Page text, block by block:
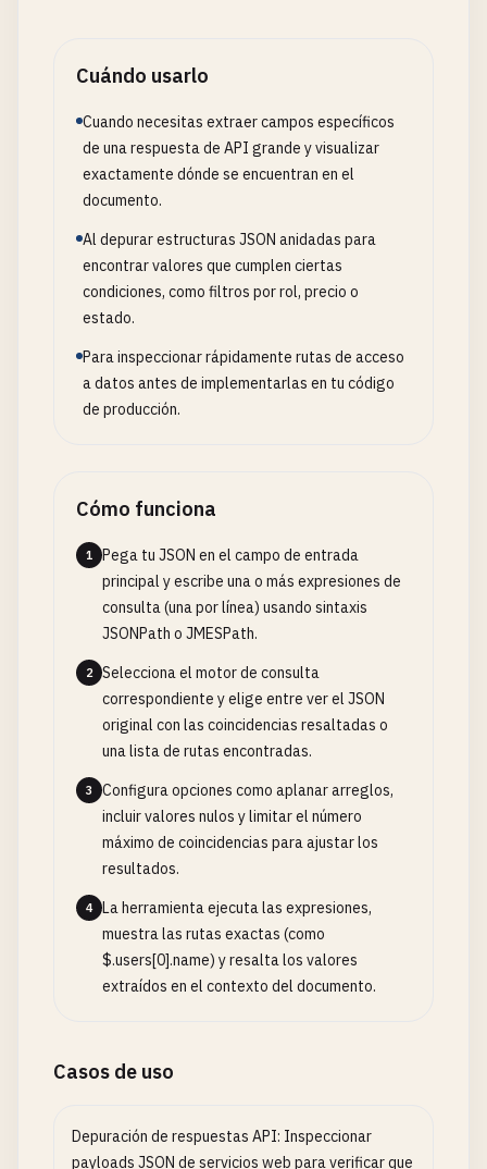
Cuándo usarlo
Cuando necesitas extraer campos específicos
de una respuesta de API grande y visualizar
exactamente dónde se encuentran en el
documento.
Al depurar estructuras JSON anidadas para
encontrar valores que cumplen ciertas
condiciones, como filtros por rol, precio o
estado.
Para inspeccionar rápidamente rutas de acceso
a datos antes de implementarlas en tu código
de producción.
Cómo funciona
1
Pega tu JSON en el campo de entrada
principal y escribe una o más expresiones de
consulta (una por línea) usando sintaxis
JSONPath o JMESPath.
2
Selecciona el motor de consulta
correspondiente y elige entre ver el JSON
original con las coincidencias resaltadas o
una lista de rutas encontradas.
3
Configura opciones como aplanar arreglos,
incluir valores nulos y limitar el número
máximo de coincidencias para ajustar los
resultados.
4
La herramienta ejecuta las expresiones,
muestra las rutas exactas (como
$.users[0].name) y resalta los valores
extraídos en el contexto del documento.
Casos de uso
Depuración de respuestas API: Inspeccionar
payloads JSON de servicios web para verificar que